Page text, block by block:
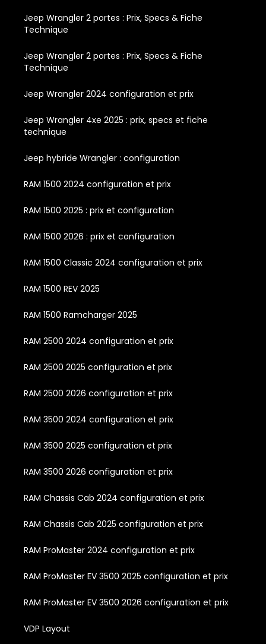
Jeep Wrangler 2 portes : Prix, Specs & Fiche
Technique
Jeep Wrangler 2 portes : Prix, Specs & Fiche
Technique
Jeep Wrangler 2024 configuration et prix
Jeep Wrangler 4xe 2025 : prix, specs et fiche
technique
Jeep hybride Wrangler : configuration
RAM 1500 2024 configuration et prix
RAM 1500 2025 : prix et configuration
RAM 1500 2026 : prix et configuration
RAM 1500 Classic 2024 configuration et prix
RAM 1500 REV 2025
RAM 1500 Ramcharger 2025
RAM 2500 2024 configuration et prix
RAM 2500 2025 configuration et prix
RAM 2500 2026 configuration et prix
RAM 3500 2024 configuration et prix
RAM 3500 2025 configuration et prix
RAM 3500 2026 configuration et prix
RAM Chassis Cab 2024 configuration et prix
RAM Chassis Cab 2025 configuration et prix
RAM ProMaster 2024 configuration et prix
RAM ProMaster EV 3500 2025 configuration et prix
RAM ProMaster EV 3500 2026 configuration et prix
VDP Layout